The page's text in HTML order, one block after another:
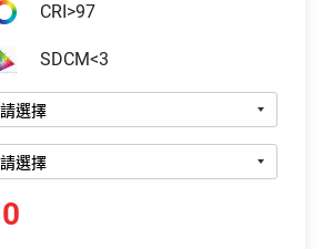
CRI>97
SDCM<3
0